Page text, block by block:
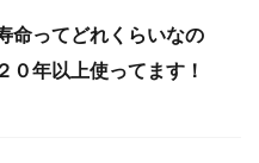
命ってどれくらいなの
０年以上使ってます！